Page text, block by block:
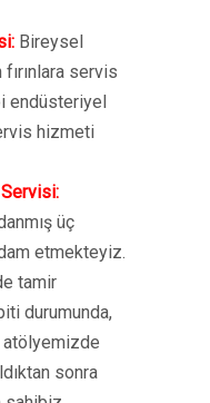
Bireysel
servis
endüsteriyel
hizmeti
üç
etmekteyiz.
tamir
durumunda,
atölyemizde
sonra